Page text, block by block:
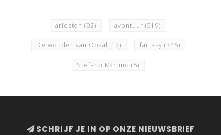
arleston (92) avontuur (519)
De wouden van Opaal (17) fantasy (345)
Stefano Martino (5)
SCHRIJF JE IN OP ONZE NIEUWSBRIEF